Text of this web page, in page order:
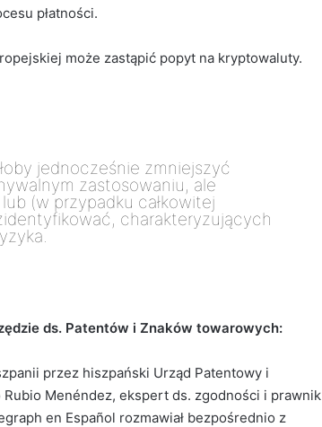
płatności.
może zastąpić popyt na kryptowaluty.
jednocześnie zmniejszyć
zastosowaniu, ale
(w przypadku całkowitej
charakteryzujących
ds. Patentów i Znaków towarowych:
przez hiszpański Urząd Patentowy i
Rubio Menéndez, ekspert ds. zgodności i prawnik
en Español rozmawiał bezpośrednio z